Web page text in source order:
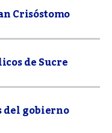
Crisóstomo
de Sucre
del gobierno